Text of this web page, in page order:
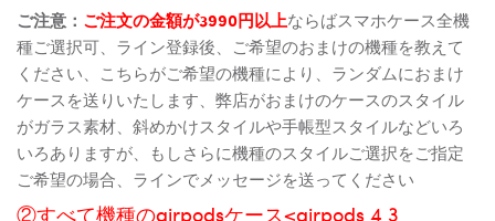
ご注意： ご注文の金額が3990円以上ならばスマホケース全機
種ご選択可、ライン登録後、ご希望のおまけの機種を教えて
ください、こちらがご希望の機種により、ランダムにおまけ
ケースを送りいたします、弊店がおまけのケースのスタイル
がガラス素材、斜めかけスタイルや手帳型スタイルなどいろ
いろありますが、もしさらに機種のスタイルご選択をご指定
ご希望の場合、ラインでメッセージを送ってください
②すべて機種のairpodsケース<airpods 4 3